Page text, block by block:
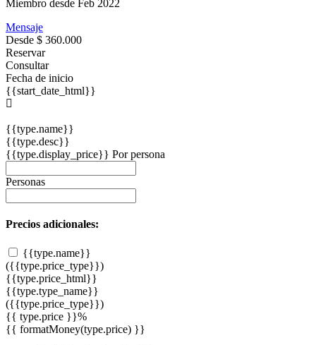
Miembro desde Feb 2022
Mensaje
Desde $ 360.000
Reservar
Consultar
Fecha de inicio
{{start_date_html}}
{{type.name}}
{{type.desc}}
{{type.display_price}} Por persona
Personas
Precios adicionales:
{{type.name}}
({{type.price_type}})
{{type.price_html}}
{{type.type_name}}
({{type.price_type}})
{{ type.price }}%
{{ formatMoney(type.price) }}